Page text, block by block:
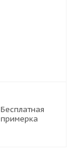
Бесплатная
примерка